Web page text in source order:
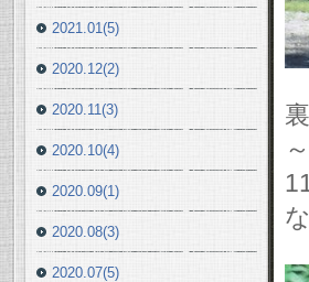
2021.01(5)
2020.12(2)
2020.11(3)
2020.10(4)
2020.09(1)
2020.08(3)
2020.07(5)